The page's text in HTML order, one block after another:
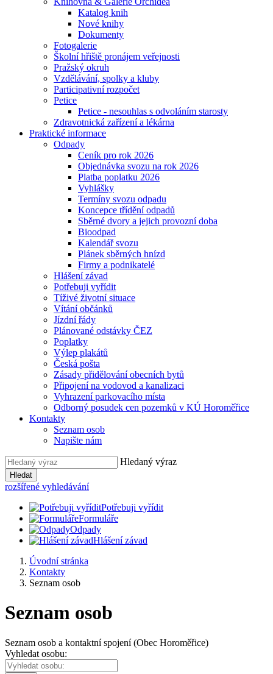
Katalog knih
Nové knihy
Dokumenty
Fotogalerie
Školní hřiště pronájem veřejnosti
Pražský okruh
Vzdělávání, spolky a kluby
Participativní rozpočet
Petice
Petice - nesouhlas s odvoláním starosty
Zdravotnická zařízení a lékárna
Praktické informace
Odpady
Ceník pro rok 2026
Objednávka svozu na rok 2026
Platba poplatku 2026
Vyhlášky
Termíny svozu odpadu
Koncepce třídění odpadů
Sběrné dvory a jejich provozní doba
Bioodpad
Kalendář svozu
Plánek sběrných hnízd
Firmy a podnikatelé
Hlášení závad
Potřebuji vyřídit
Tíživé životní situace
Vítání občánků
Jízdní řády
Plánované odstávky ČEZ
Poplatky
Výlep plakátů
Česká pošta
Zásady přidělování obecních bytů
Připojení na vodovod a kanalizaci
Vyhrazení parkovacího místa
Odborný posudek cen pozemků v KÚ Horoměřice
Kontakty
Seznam osob
Napište nám
Hledaný výraz
Hledat
rozšířené vyhledávání
Potřebuji vyřídit
Formuláře
Odpady
Hlášení závad
Úvodní stránka
Kontakty
Seznam osob
Seznam osob
Seznam osob a kontaktní spojení (Obec Horoměřice)
Vyhledat osobu: